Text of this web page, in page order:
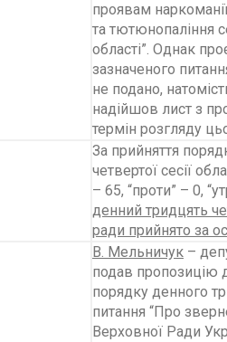
проявам
та тютюнопаління
області”. Однак
зазначеного
не подано,
надійшов лист з
термін розгляду
За прийняття
четвертої сесії
– 65, “проти” – 0,
денний тридцять
ради прийнято за
В. Мельничук –
подав пропозицію
порядку денного
питання “Про
Верховної Ради